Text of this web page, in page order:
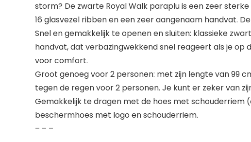
storm? De zwarte Royal Walk paraplu is een zeer
16 glasvezel ribben en een zeer aangenaam handvat.
Snel en gemakkelijk te openen en sluiten: klassieke
handvat, dat verbazingwekkend snel reageert als je
voor comfort.
Groot genoeg voor 2 personen: met zijn lengte van 99
tegen de regen voor 2 personen. Je kunt er zeker van
Gemakkelijk te dragen met de hoes met
beschermhoes met logo en schouderriem.
– – –